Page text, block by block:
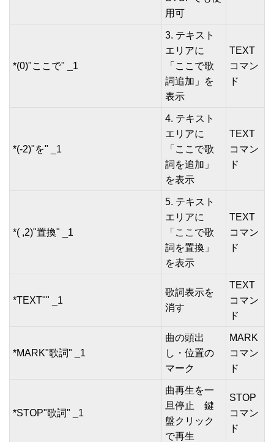
用可
*(0)"ここで" _1
3. テキスト
エリアに
「ここで歌
詞追加」を
表示
TEXT
コマン
ド
*(-2)"を" _1
4. テキスト
エリアに
「ここで歌
詞を追加」
を表示
TEXT
コマン
ド
*( ,2)"置換" _1
5. テキスト
エリアに
「ここで歌
詞を置換」
を表示
TEXT
コマン
ド
*TEXT"" _1
歌詞表示を
消す
TEXT
コマン
ド
*MARK"歌詞" _1
曲の頭出
し・位置の
マーク
MARK
コマン
ド
*STOP"歌詞" _1
曲再生を一
旦停止 鍵
盤クリック
で再生
STOP
コマン
ド